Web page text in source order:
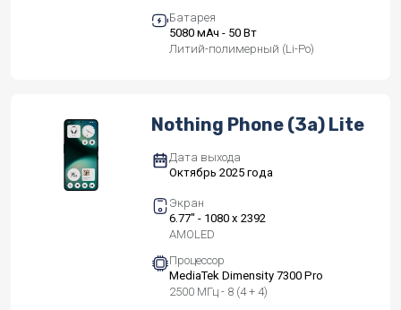
Батарея
5080 мАч - 50 Вт
Литий-полимерный (Li-Po)
Nothing Phone (3a) Lite
Дата выхода
Октябрь 2025 года
Экран
6.77" - 1080 x 2392
AMOLED
Процессор
MediaTek Dimensity 7300 Pro
2500 МГц - 8 (4 + 4)